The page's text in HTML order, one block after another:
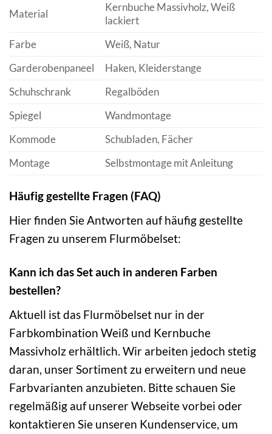
Material
Kernbuche Massivholz, Weiß
lackiert
Farbe
Weiß, Natur
Garderobenpaneel
Haken, Kleiderstange
Schuhschrank
Regalböden
Spiegel
Wandmontage
Kommode
Schubladen, Fächer
Montage
Selbstmontage mit Anleitung
Häufig gestellte Fragen (FAQ)
Hier finden Sie Antworten auf häufig gestellte
Fragen zu unserem Flurmöbelset:
Kann ich das Set auch in anderen Farben
bestellen?
Aktuell ist das Flurmöbelset nur in der
Farbkombination Weiß und Kernbuche
Massivholz erhältlich. Wir arbeiten jedoch stetig
daran, unser Sortiment zu erweitern und neue
Farbvarianten anzubieten. Bitte schauen Sie
regelmäßig auf unserer Webseite vorbei oder
kontaktieren Sie unseren Kundenservice, um